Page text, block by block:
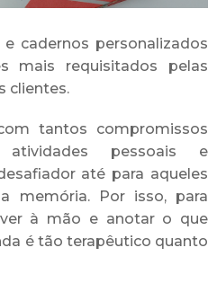
cadernos personalizados
mais requisitados pelas
clientes.
tantos compromissos
pessoais e
até para aqueles
memória. Por isso, para
à mão e anotar o que
é tão terapêutico quanto